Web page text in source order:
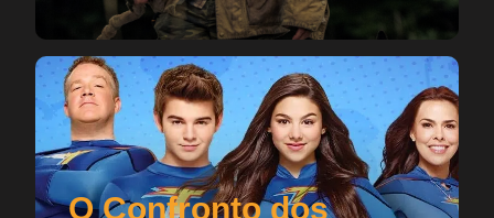
O Confronto dos